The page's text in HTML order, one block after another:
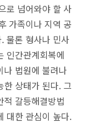
로 넘어와야 할 사
가족이나 지역 공
. 물론 형사나 민사
인간관계회복에
나 법원에 불려나
한 상태가 된다. 그
적 갈등해결방법
대한 관심이 높다.